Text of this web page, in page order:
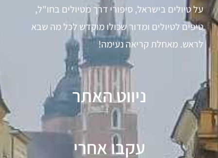
על טיולים בישראל, סיפורי דרך מטיולים בחו"ל,
טיפים לטיולים ומדור שכולו מוקדש לכל מה שבא
לראש. מאחלת קריאה נעימה!
ניווט האתר
עקבו אחרי